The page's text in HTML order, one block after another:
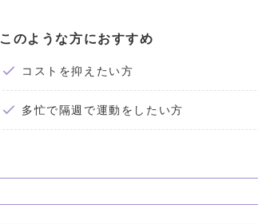
このような方におすすめ
コストを抑えたい方
多忙で隔週で運動をしたい方